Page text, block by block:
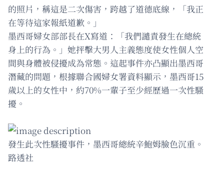
的照片，稱這是二次傷害，跨越了道德底線，「我正
在等待這家報紙道歉。」
墨西哥婦女部部長在X寫道：「我們譴責發生在總統
身上的行為。」她抨擊大男人主義態度使女性個人空
間與身體被侵擾成為常態。這起事件亦凸顯出墨西哥
潛藏的問題，根據聯合國婦女署資料顯示，墨西哥15
歲以上的女性中，約70%一輩子至少經歷過一次性騷
擾。
發生此次性騷擾事件，墨西哥總統辛鮑姆臉色沉重。
路透社